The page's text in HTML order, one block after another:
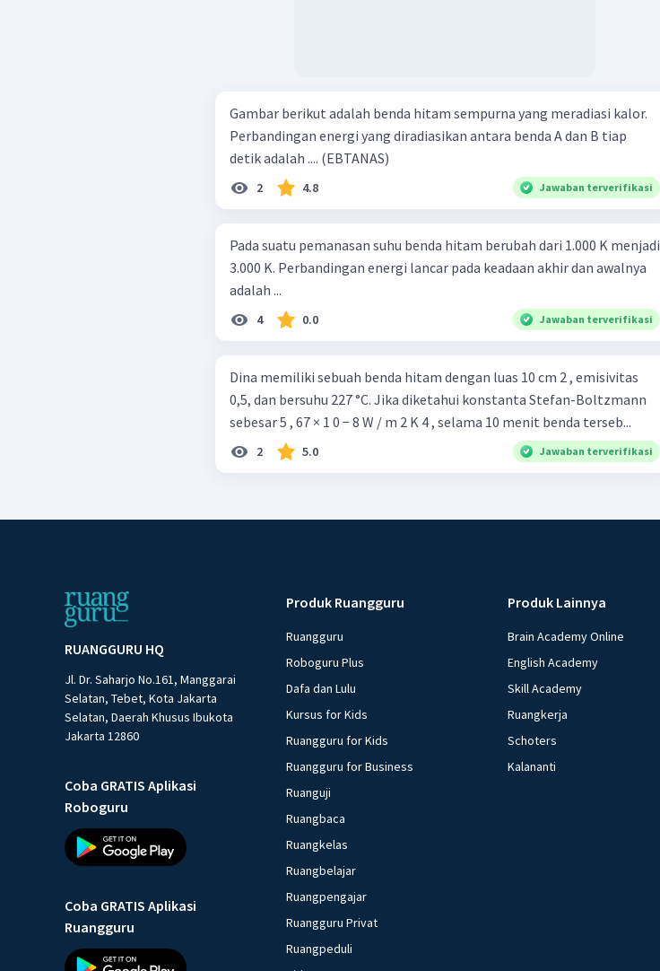
Gambar berikut adalah benda hitam sempurna yang meradiasi kalor.
Perbandingan energi yang diradiasikan antara benda A dan B tiap
detik adalah .... (EBTANAS)
2 4.8 Jawaban terverifikasi
Pada suatu pemanasan suhu benda hitam berubah dari 1.000 K menjadi
3.000 K. Perbandingan energi lancar pada keadaan akhir dan awalnya
adalah ...
4 0.0 Jawaban terverifikasi
Dina memiliki sebuah benda hitam dengan luas 10 cm 2 , emisivitas
0,5, dan bersuhu 227 °C. Jika diketahui konstanta Stefan-Boltzmann
sebesar 5 , 67 × 1 0 − 8 W / m 2 K 4 , selama 10 menit benda terseb...
2 5.0 Jawaban terverifikasi
RUANGGURU HQ
Jl. Dr. Saharjo No.161, Manggarai
Selatan, Tebet, Kota Jakarta
Selatan, Daerah Khusus Ibukota
Jakarta 12860
Coba GRATIS Aplikasi
Roboguru
Coba GRATIS Aplikasi
Ruangguru
Produk Ruangguru
Ruangguru
Roboguru Plus
Dafa dan Lulu
Kursus for Kids
Ruangguru for Kids
Ruangguru for Business
Ruanguji
Ruangbaca
Ruangkelas
Ruangbelajar
Ruangpengajar
Ruangguru Privat
Ruangpeduli
Produk Lainnya
Brain Academy Online
English Academy
Skill Academy
Ruangkerja
Schoters
Kalananti